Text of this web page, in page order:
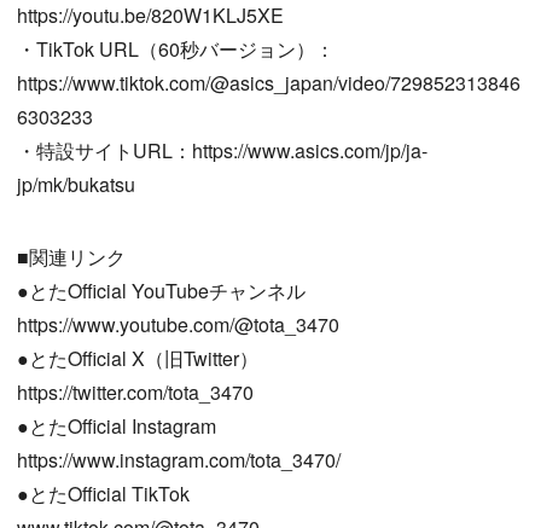
https://youtu.be/820W1KLJ5XE
・TikTok URL（60秒バージョン）：
https://www.tiktok.com/@asics_japan/video/729852313846
6303233
・特設サイトURL：https://www.asics.com/jp/ja-
jp/mk/bukatsu
■関連リンク
●とたOfficial YouTubeチャンネル
https://www.youtube.com/@tota_3470
●とたOfficial X（旧Twitter）
https://twitter.com/tota_3470
●とたOfficial Instagram
https://www.instagram.com/tota_3470/
●とたOfficial TikTok